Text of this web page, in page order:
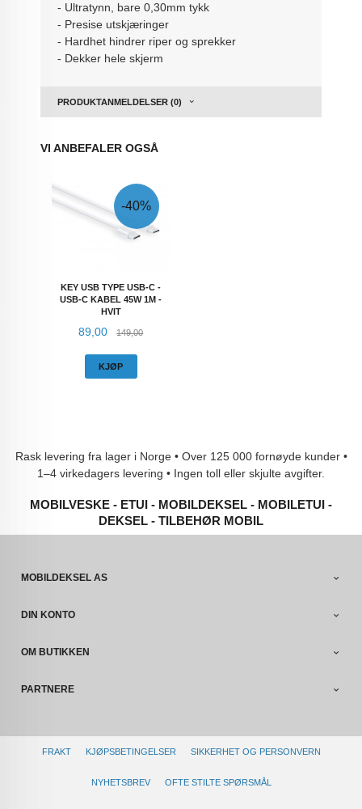
- Ultratynn, bare 0,30mm tykk
- Presise utskjæringer
- Hardhet hindrer riper og sprekker
- Dekker hele skjerm
PRODUKTANMELDELSER (0)
VI ANBEFALER OGSÅ
KEY USB TYPE USB-C -
USB-C KABEL 45W 1M -
HVIT
Tilbud
89,00 149,00Rabatt
-40%
KJØP
Rask levering fra lager i Norge • Over 125 000 fornøyde kunder •
1–4 virkedagers levering • Ingen toll eller skjulte avgifter.
MOBILVESKE - ETUI - MOBILDEKSEL - MOBILETUI -
DEKSEL - TILBEHØR MOBIL
MOBILDEKSEL AS
DIN KONTO
OM BUTIKKEN
PARTNERE
FRAKT KJØPSBETINGELSER SIKKERHET OG PERSONVERN
NYHETSBREV OFTE STILTE SPØRSMÅL